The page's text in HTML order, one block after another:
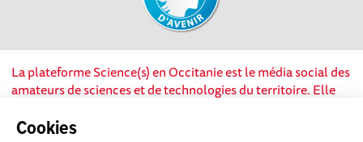
Cookies
La plateforme Science(s) en Occitanie est le média social des
amateurs de sciences et de technologies du territoire. Elle
soutien de nombreux acteurs locaux. Ce projet est cofinancé